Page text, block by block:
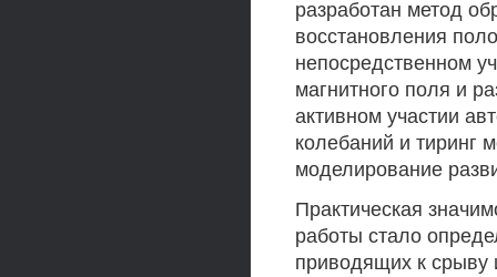
разработан метод
восстановления
непосредственном
магнитного поля и
активном участии
колебаний и тиринг
моделирование
Практическая
работы стало
приводящих к срыву